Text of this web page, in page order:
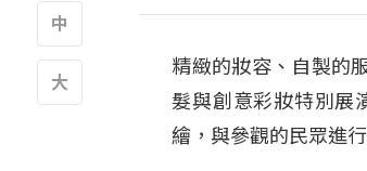
精緻的妝容、自製的
髮與創意彩妝特別展
繪，與參觀的民眾進